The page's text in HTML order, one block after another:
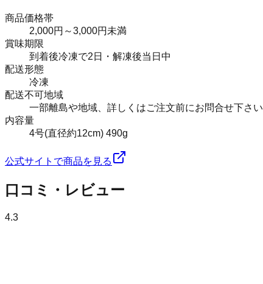
商品価格帯
2,000円～3,000円未満
賞味期限
到着後冷凍で2日・解凍後当日中
配送形態
冷凍
配送不可地域
一部離島や地域、詳しくはご注文前にお問合せ下さい
内容量
4号(直径約12cm) 490g
公式サイトで商品を見る
口コミ・レビュー
4.3